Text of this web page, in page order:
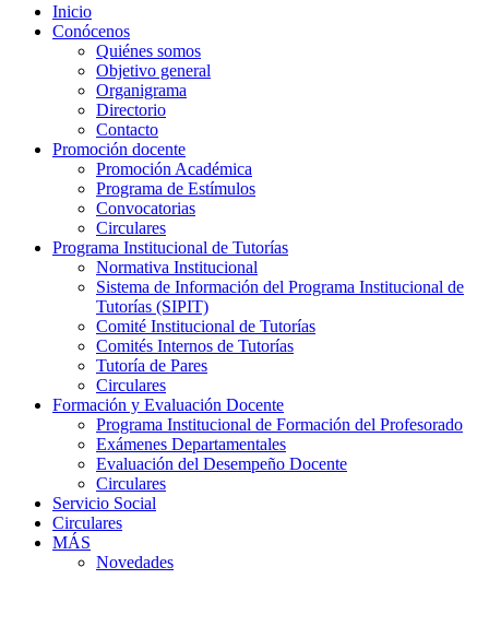
Inicio
Conócenos
Quiénes somos
Objetivo general
Organigrama
Directorio
Contacto
Promoción docente
Promoción Académica
Programa de Estímulos
Convocatorias
Circulares
Programa Institucional de Tutorías
Normativa Institucional
Sistema de Información del Programa Institucional de
Tutorías (SIPIT)
Comité Institucional de Tutorías
Comités Internos de Tutorías
Tutoría de Pares
Circulares
Formación y Evaluación Docente
Programa Institucional de Formación del Profesorado
Exámenes Departamentales
Evaluación del Desempeño Docente
Circulares
Servicio Social
Circulares
MÁS
Novedades